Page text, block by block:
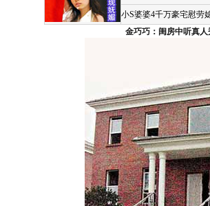
小S婆婆4千万豪宅慰劳
金巧巧：闺房中听真人